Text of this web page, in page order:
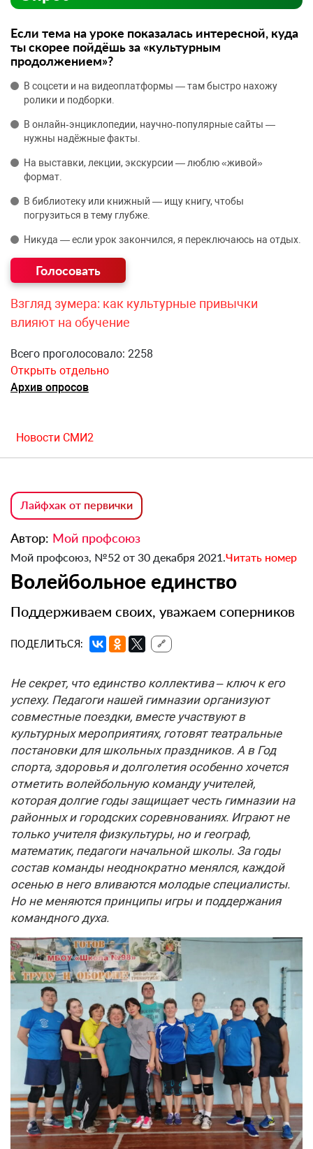
Если тема на уроке показалась интересной, куда
ты скорее пойдёшь за «культурным
продолжением»?
В соцсети и на видеоплатформы — там быстро нахожу
ролики и подборки.
В онлайн‑энциклопедии, научно‑популярные сайты —
нужны надёжные факты.
На выставки, лекции, экскурсии — люблю «живой»
формат.
В библиотеку или книжный — ищу книгу, чтобы
погрузиться в тему глубже.
Никуда — если урок закончился, я переключаюсь на отдых.
Взгляд зумера: как культурные привычки
влияют на обучение
Всего проголосовало: 2258
Открыть отдельно
Архив опросов
Новости СМИ2
Лайфхак от первички
Автор: Мой профсоюз
Мой профсоюз, №52 от 30 декабря 2021.Читать номер
Волейбольное единство
Поддерживаем своих, уважаем соперников
ПОДЕЛИТЬСЯ: 🔗
Не секрет, что единство коллектива – ключ к его
успеху. Педагоги нашей гимназии организуют
совместные поездки, вместе участвуют в
культурных мероприятиях, готовят театральные
постановки для школьных праздников. А в Год
спорта, здоровья и долголетия особенно хочется
отметить волейбольную команду учителей,
которая долгие годы защищает честь гимназии на
районных и городских соревнованиях. Играют не
только учителя физкультуры, но и географ,
математик, педагоги начальной школы. За годы
состав команды неоднократно менялся, каждой
осенью в него вливаются молодые специалисты.
Но не меняются принципы игры и поддержания
командного духа.